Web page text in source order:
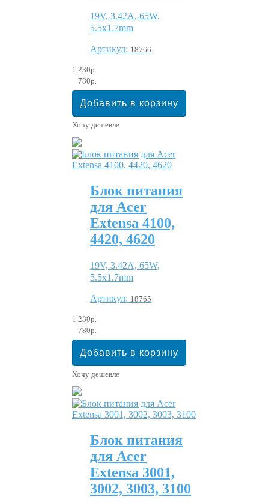
19V, 3.42A, 65W,
5.5x1.7mm
Артикул: 18766
1 230р.
780р.
Хочу дешевле
Блок питания
для Acer
Extensa 4100,
4420, 4620
19V, 3.42A, 65W,
5.5x1.7mm
Артикул: 18765
1 230р.
780р.
Хочу дешевле
Блок питания
для Acer
Extensa 3001,
3002, 3003, 3100